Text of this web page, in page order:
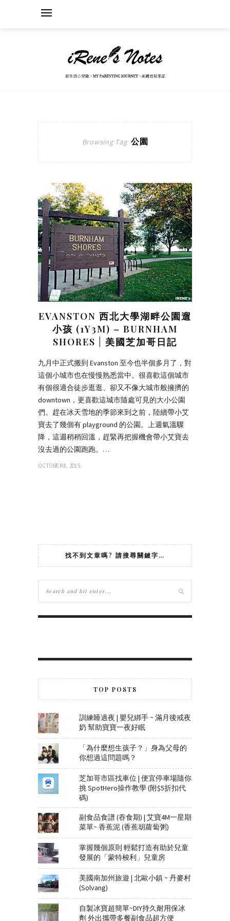
Browsing Tag 公園
EVANSTON 西北大學湖畔公園遛
小孩 (1Y3M) – BURNHAM
SHORES | 美國芝加哥日記
九月中正式搬到 Evanston 至今也半個多月了，對
這個小城市也在慢慢熟悉當中。很喜歡這個城市
有個很適合徒步逛逛、卻又不像大城市般擁擠的
downtown，更喜歡這城市隨處可見的大小公園
們。趕在冰天雪地的季節來到之前，陸續帶小艾
寶去了幾個有 playground 的公園。上週氣溫驟
降，這週稍稍回溫，趕緊再把握機會帶小艾寶去
沒去過的公園跑跑。…
OCTOBER 8, 2015
找不到文章嗎? 請搜尋關鍵字…
TOP POSTS
訓練睡過夜 | 嬰兒綁手 ~ 滿月後戒夜
奶 幫助寶寶一夜好眠
「為什麼想生孩子？」身為父母的
你想過這問題嗎？
芝加哥市區找車位 | 便宜停車場隨你
挑 SpotHero操作教學 (附$5折扣代
碼)
副食品食譜 (吞食期) | 艾寶4M一星期
菜單~ 香蕉泥 (香蕉胡蘿蔔粥)
掌握幾個原則 輕鬆打造有助於兒童
發展的「蒙特梭利」兒童房
美國南加州旅遊 | 北歐小鎮 ~ 丹麥村
(Solvang)
自製冰寶超簡單~DIY持久耐用保冰
劑 外出攜帶多餐副食品超方便